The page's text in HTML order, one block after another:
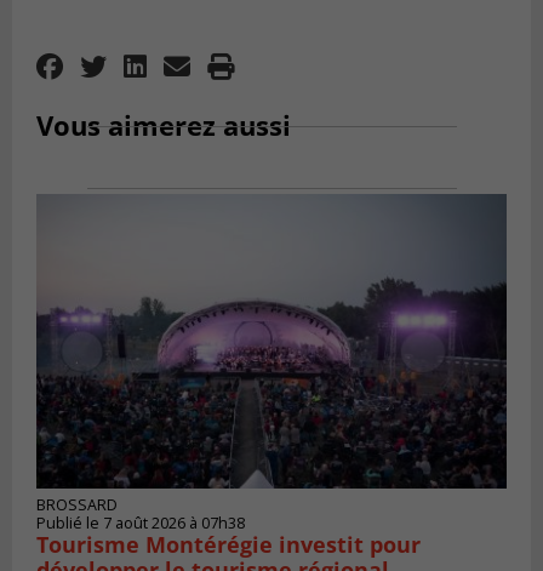
Vous aimerez aussi
BROSSARD
Publié le 7 août 2026 à 07h38
Tourisme Montérégie investit pour